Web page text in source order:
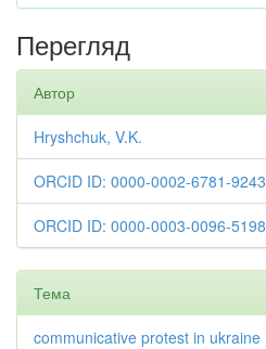
Перегляд
Автор
Hryshchuk, V.K.
ORCID ID: 0000-0002-6781-9243
ORCID ID: 0000-0003-0096-5198
Тема
communicative protest in ukraine